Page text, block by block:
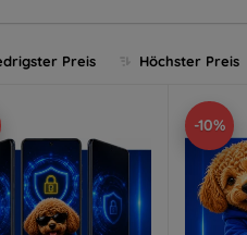
Preis Höchster Preis
-10%